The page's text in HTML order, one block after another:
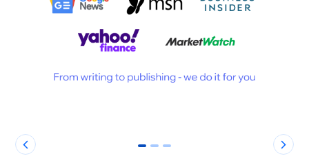
0 1 2